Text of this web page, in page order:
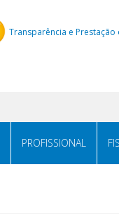
Transparência e Prestação
PROFISSIONAL